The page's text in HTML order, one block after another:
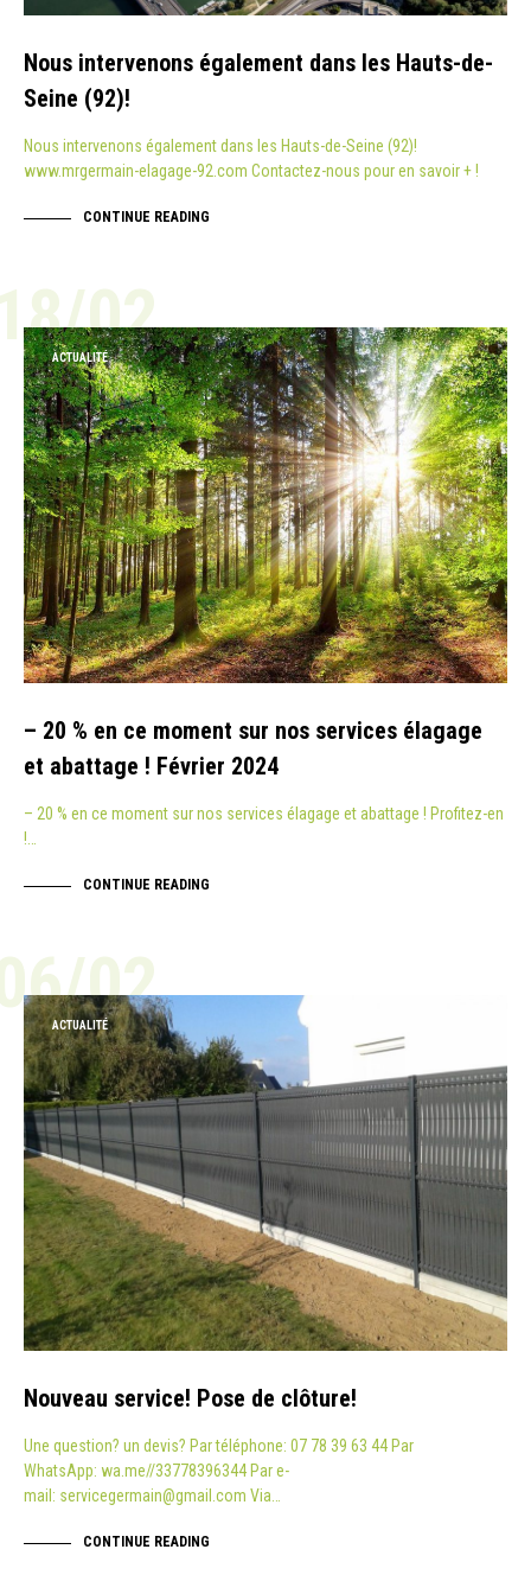
Nous intervenons également dans les Hauts-de-
Seine (92)!
Nous intervenons également dans les Hauts-de-Seine (92)!
www.mrgermain-elagage-92.com Contactez-nous pour en savoir + !
CONTINUE READING
02
ACTUALITÉ
– 20 % en ce moment sur nos services élagage
et abattage ! Février 2024
– 20 % en ce moment sur nos services élagage et abattage ! Profitez-en
!…
CONTINUE READING
02
ACTUALITÉ
Nouveau service! Pose de clôture!
Une question? un devis? Par téléphone: 07 78 39 63 44 Par
WhatsApp: wa.me//33778396344 Par e-
mail: servicegermain@gmail.com Via…
CONTINUE READING